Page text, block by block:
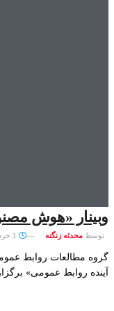
وبینار «هوش
توسط محدثه زنگنه
گروه مطالعات روابط
آینده روابط عمومی»